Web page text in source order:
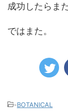
成功したらま
ではまた。
-BOTANICAL